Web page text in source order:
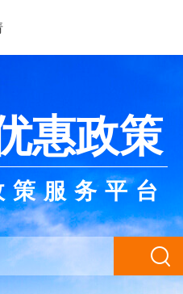
惠政策
服务平台